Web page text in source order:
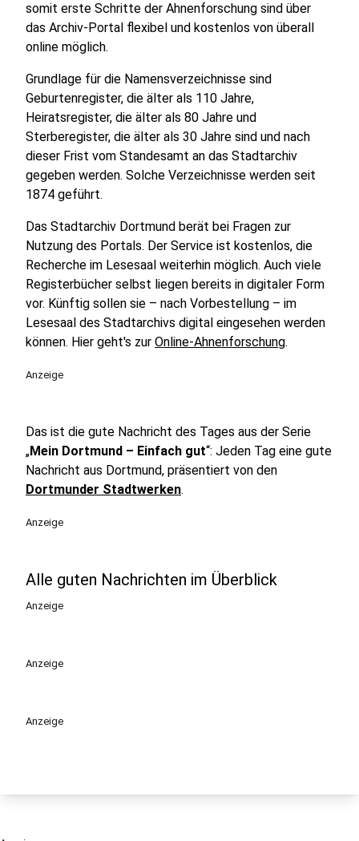
somit erste Schritte der Ahnenforschung sind über
das Archiv-Portal flexibel und kostenlos von überall
online möglich.
Grundlage für die Namensverzeichnisse sind
Geburtenregister, die älter als 110 Jahre,
Heiratsregister, die älter als 80 Jahre und
Sterberegister, die älter als 30 Jahre sind und nach
dieser Frist vom Standesamt an das Stadtarchiv
gegeben werden. Solche Verzeichnisse werden seit
1874 geführt.
Das Stadtarchiv Dortmund berät bei Fragen zur
Nutzung des Portals. Der Service ist kostenlos, die
Recherche im Lesesaal weiterhin möglich. Auch viele
Registerbücher selbst liegen bereits in digitaler Form
vor. Künftig sollen sie – nach Vorbestellung – im
Lesesaal des Stadtarchivs digital eingesehen werden
können. Hier geht's zur Online-Ahnenforschung.
Anzeige
Das ist die gute Nachricht des Tages aus der Serie
„Mein Dortmund – Einfach gut“: Jeden Tag eine gute
Nachricht aus Dortmund, präsentiert von den
Dortmunder Stadtwerken.
Anzeige
Alle guten Nachrichten im Überblick
Anzeige
Anzeige
Anzeige